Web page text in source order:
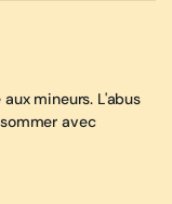
mineurs. L'abus
avec